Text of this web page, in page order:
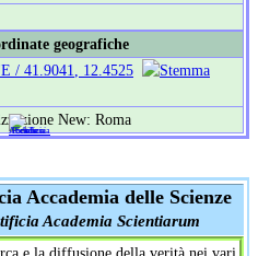
geografiche
/ 41.9041
12.4525
Accademia delle Scienze
Academia Scientiarum
e la diffusione della verità nei vari